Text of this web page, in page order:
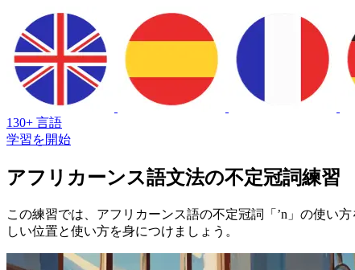
130+ 言語
学習を開始
アフリカーンス語文法の不定冠詞練習
この練習では、アフリカーンス語の不定冠詞「’n」の使い
しい位置と使い方を身につけましょう。